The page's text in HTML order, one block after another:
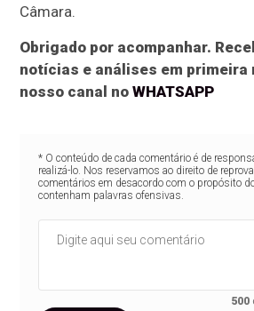
Câmara.
Obrigado por acompanhar.
notícias e análises em primeira
nosso canal noWHATSAPP
* O conteúdo de cada comentário é de
realizá-lo. Nos reservamos ao direito de
comentários em desacordo com o propósito
contenham palavras ofensivas.
500